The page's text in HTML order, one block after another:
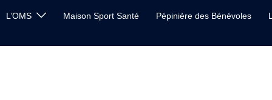
L’OMS Maison Sport Santé Pépinière des Bénévoles